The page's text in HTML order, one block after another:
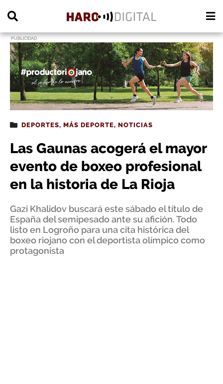
PUBLICIDAD
DEPORTES, MÁS DEPORTE, NOTICIAS
Las Gaunas acogerá el mayor
evento de boxeo profesional
en la historia de La Rioja
Gazi Khalidov buscará este sábado el título de
España del semipesado ante su afición. Todo
listo en Logroño para una cita histórica del
boxeo riojano con el deportista olímpico como
protagonista